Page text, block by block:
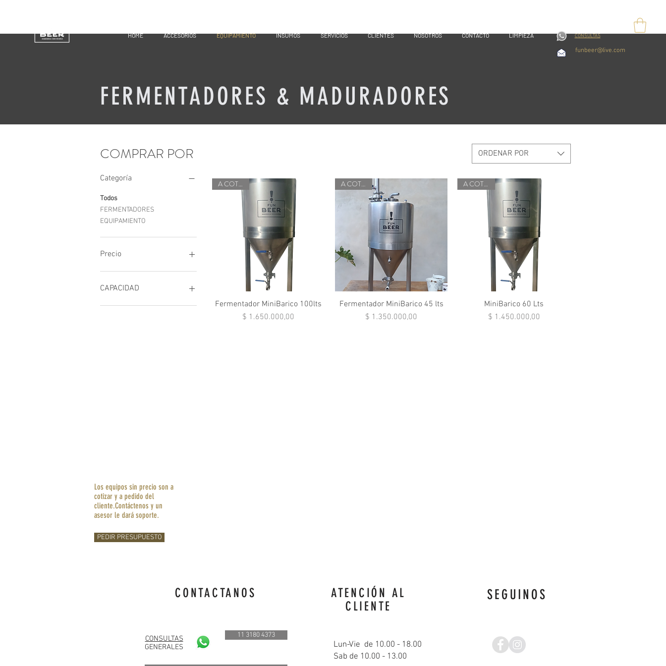
HOME ACCESORIOS EQUIPAMIENTO INSUMOS SERVICIOS CLIENTES NOSOTROS CONTACTO LIMPIEZA CONSULTAS
funbeer@live.com
FERMENTADORES & MADURADORES
COMPRAR POR
Categoría
Todos
FERMENTADORES
EQUIPAMIENTO
Precio
1.350.000 ARS
CAPACIDAD
100
ORDENAR POR
Vista rápida
A COTIZAR
Fermentador MiniBarico 100lts
Precio
$ 1.650.000,00
Vista rápida
A COTIZAR
Fermentador MiniBarico 45 lts
Precio
$ 1.350.000,00
Vista rápida
A COTIZAR
MiniBarico 60 Lts
Precio
$ 1.450.000,00
Los equipos sin precio son a
cotizar y a pedido del
cliente.Contáctenos y un
asesor le dará soporte.
PEDIR PRESUPUESTO
CONTACTANOS
CONSULTAS
GENERALES
11 3180 4373
ATENCIÓN AL
CLIENTE
Lun-Vie de 10.00 - 18.00
Sab de 10.00 - 13.00
SEGUINOS